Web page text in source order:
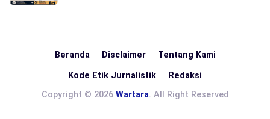
Beranda Disclaimer Tentang Kami
Kode Etik Jurnalistik
Redaksi
Copyright © 2026 Wartara. All Right Reserved